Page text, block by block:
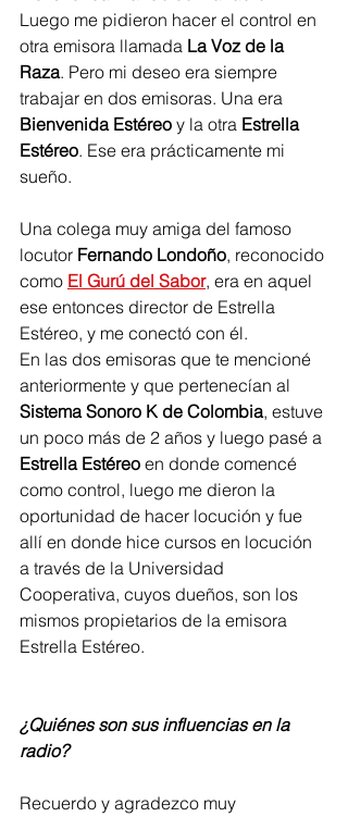
Luego me pidieron hacer el control en
otra emisora llamada La Voz de la
Raza. Pero mi deseo era siempre
trabajar en dos emisoras. Una era
Bienvenida Estéreo y la otra Estrella
Estéreo. Ese era prácticamente mi
sueño.
Una colega muy amiga del famoso
locutor Fernando Londoño, reconocido
como El Gurú del Sabor, era en aquel
ese entonces director de Estrella
Estéreo, y me conectó con él.
En las dos emisoras que te mencioné
anteriormente y que pertenecían al
Sistema Sonoro K de Colombia, estuve
un poco más de 2 años y luego pasé a
Estrella Estéreo en donde comencé
como control, luego me dieron la
oportunidad de hacer locución y fue
allí en donde hice cursos en locución
a través de la Universidad
Cooperativa, cuyos dueños, son los
mismos propietarios de la emisora
Estrella Estéreo.
¿Quiénes son sus influencias en la
radio?
Recuerdo y agradezco muy